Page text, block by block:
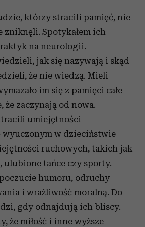
którzy stracili pamięć, nie
zniknęli. Spotykałem ich
na neurologii.
jak się nazywają i skąd
że nie wiedzą. Mieli
im się z pamięci całe
że zaczynają od nowa.
umiejętności
wyuczonym w dzieciństwie
ruchowych, takich jak
ulubione tańce czy sporty.
humoru, odruchy
i wrażliwość moralną. Do
gdy odnajdują ich bliscy.
że miłość i inne wyższe